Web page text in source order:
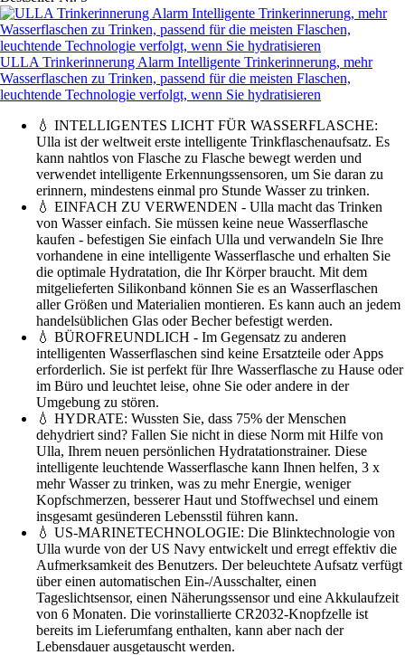
ULLA Trinkerinnerung Alarm Intelligente Trinkerinnerung, mehr
Wasserflaschen zu Trinken, passend für die meisten Flaschen,
leuchtende Technologie verfolgt, wenn Sie hydratisieren
💧 INTELLIGENTES LICHT FÜR WASSERFLASCHE:
Ulla ist der weltweit erste intelligente Trinkflaschenaufsatz. Es
kann nahtlos von Flasche zu Flasche bewegt werden und
verwendet intelligente Erkennungssensoren, um Sie daran zu
erinnern, mindestens einmal pro Stunde Wasser zu trinken.
💧 EINFACH ZU VERWENDEN - Ulla macht das Trinken
von Wasser einfach. Sie müssen keine neue Wasserflasche
kaufen - befestigen Sie einfach Ulla und verwandeln Sie Ihre
vorhandene in eine intelligente Wasserflasche und erhalten Sie
die optimale Hydratation, die Ihr Körper braucht. Mit dem
mitgelieferten Silikonband können Sie es an Wasserflaschen
aller Größen und Materialien montieren. Es kann auch an jedem
handelsüblichen Glas oder Becher befestigt werden.
💧 BÜROFREUNDLICH - Im Gegensatz zu anderen
intelligenten Wasserflaschen sind keine Ersatzteile oder Apps
erforderlich. Sie ist perfekt für Ihre Wasserflasche zu Hause oder
im Büro und leuchtet leise, ohne Sie oder andere in der
Umgebung zu stören.
💧 HYDRATE: Wussten Sie, dass 75% der Menschen
dehydriert sind? Fallen Sie nicht in diese Norm mit Hilfe von
Ulla, Ihrem neuen persönlichen Hydratationstrainer. Diese
intelligente leuchtende Wasserflasche kann Ihnen helfen, 3 x
mehr Wasser zu trinken, was zu mehr Energie, weniger
Kopfschmerzen, besserer Haut und Stoffwechsel und einem
insgesamt gesünderen Lebensstil führen kann.
💧 US-MARINETECHNOLOGIE: Die Blinktechnologie von
Ulla wurde von der US Navy entwickelt und erregt effektiv die
Aufmerksamkeit des Benutzers. Der beleuchtete Aufsatz verfügt
über einen automatischen Ein-/Ausschalter, einen
Tageslichtsensor, einen Näherungssensor und eine Akkulaufzeit
von 6 Monaten. Die vorinstallierte CR2032-Knopfzelle ist
bereits im Lieferumfang enthalten, kann aber nach der
Lebensdauer ausgetauscht werden.